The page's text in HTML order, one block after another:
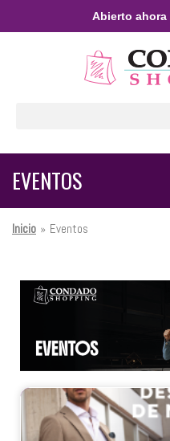
Abierto ahora
EVENTOS
Inicio » Eventos